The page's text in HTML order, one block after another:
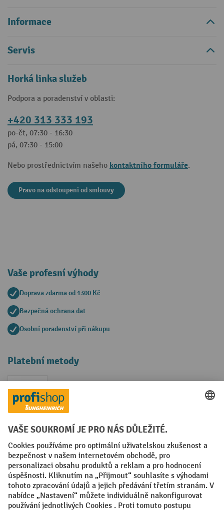
Informace
Servis
Horká linka služeb
Podpora a poradenství v oblasti:
+420 313 333 193
po-čt, 07:30 - 16:30
pá, 07:30 - 15:00
Nebo prostřednictvím našeho kontaktního formuláře.
Pravo na odstoupeni od smlouvy
Vaše profesní výhody
Doprava zdarma od 1300 Kč
Bezpečná ochrana dat
Osobní poradenství při nákupu
Platební metody
Faktura
Sociální sítě
Facebook
YouTubeLinkedIn
VODP Otisk